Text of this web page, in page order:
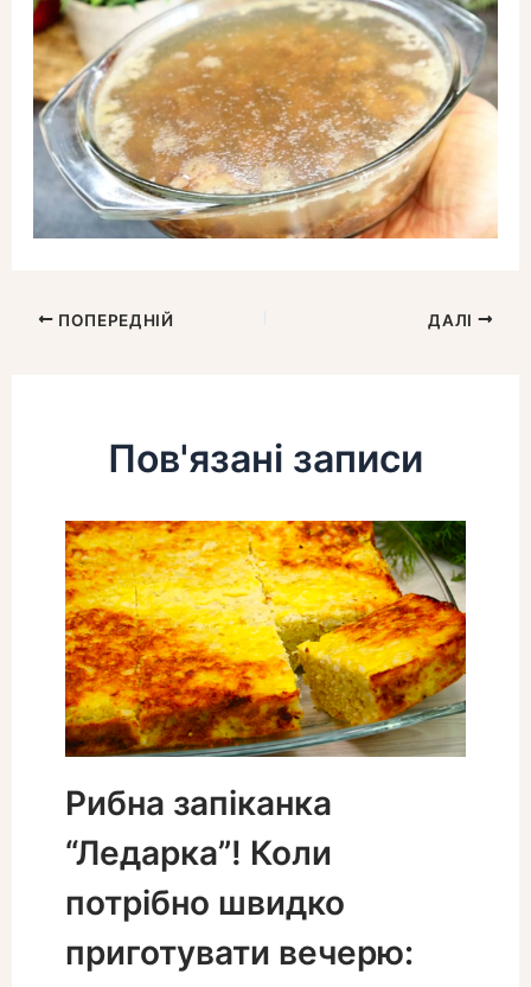
ПОПЕРЕДНІЙ ДАЛІ
Пов'язані записи
Рибна запіканка
“Ледарка”! Коли
потрібно швидко
приготувати вечерю: